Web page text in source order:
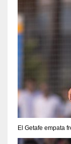
El Getafe empata